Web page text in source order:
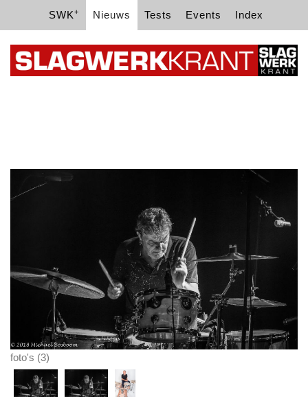
SWK+ Nieuws Tests Events Index
foto's (3)